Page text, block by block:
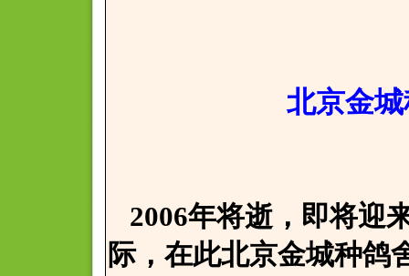
北京金
2006年将逝，即将迎
际，在此北京金城种鸽